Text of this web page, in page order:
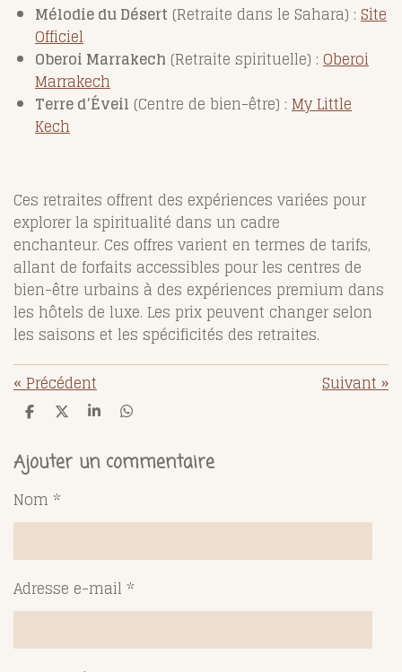
Mélodie du Désert (Retraite dans le Sahara) : Site
Officiel
Oberoi Marrakech (Retraite spirituelle) : Oberoi
Marrakech
Terre d’Éveil (Centre de bien-être) : My Little
Kech
Ces retraites offrent des expériences variées pour
explorer la spiritualité dans un cadre
enchanteur. Ces offres varient en termes de tarifs,
allant de forfaits accessibles pour les centres de
bien-être urbains à des expériences premium dans
les hôtels de luxe. Les prix peuvent changer selon
les saisons et les spécificités des retraites.
« Précédent Suivant »
P
t
a
e
r
P
t
a
r
P
t
a
r
P
t
a
r
Ajouter un commentaire
Nom *
Adresse e-mail *